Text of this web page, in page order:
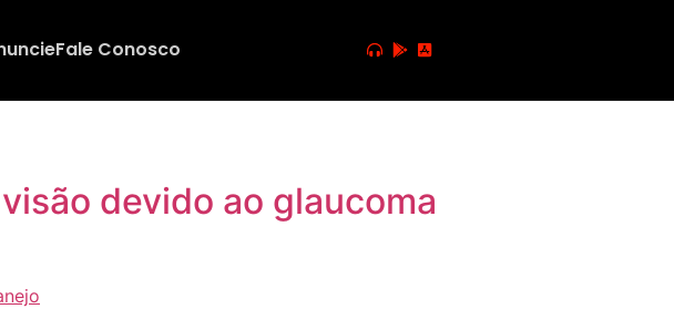
Fale Conosco
devido ao glaucoma